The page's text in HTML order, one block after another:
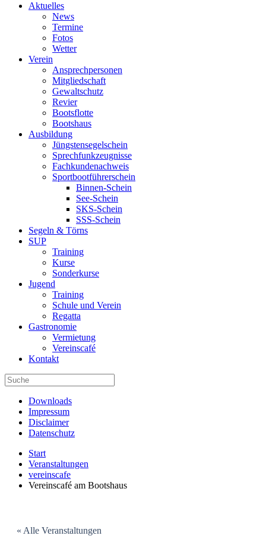
Aktuelles
News
Termine
Fotos
Wetter
Verein
Ansprechpersonen
Mitgliedschaft
Gewaltschutz
Revier
Bootsflotte
Bootshaus
Ausbildung
Jüngstensegelschein
Sprechfunkzeugnisse
Fachkundenachweis
Sportbootführerschein
Binnen-Schein
See-Schein
SKS-Schein
SSS-Schein
Segeln & Törns
SUP
Training
Kurse
Sonderkurse
Jugend
Training
Schule und Verein
Regatta
Gastronomie
Vermietung
Vereinscafé
Kontakt
Downloads
Impressum
Disclaimer
Datenschutz
Start
Veranstaltungen
vereinscafe
Vereinscafé am Bootshaus
« Alle Veranstaltungen